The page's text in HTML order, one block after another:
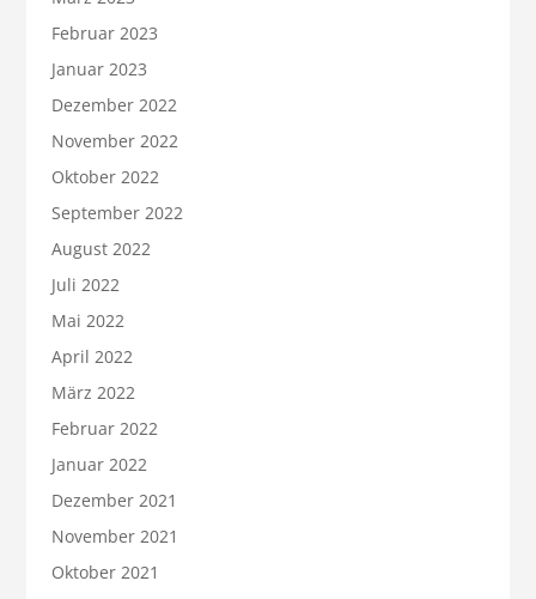
Februar 2023
Januar 2023
Dezember 2022
November 2022
Oktober 2022
September 2022
August 2022
Juli 2022
Mai 2022
April 2022
März 2022
Februar 2022
Januar 2022
Dezember 2021
November 2021
Oktober 2021